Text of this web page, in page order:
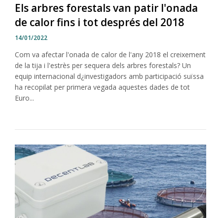
Els arbres forestals van patir l'onada
de calor fins i tot després del 2018
14/01/2022
Com va afectar l'onada de calor de l'any 2018 el creixement
de la tija i l'estrès per sequera dels arbres forestals? Un
equip internacional d¿investigadors amb participació suïssa
ha recopilat per primera vegada aquestes dades de tot
Euro...